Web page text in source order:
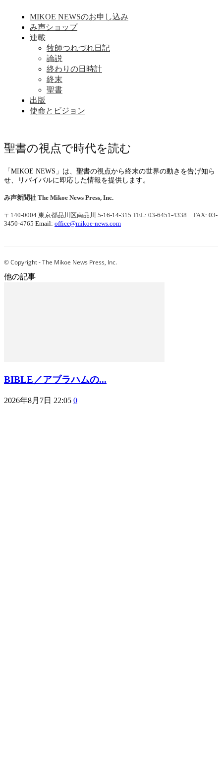
MIKOE NEWSのお申し込み
み声ショップ
連載
牧師つれづれ日記
論説
終わりの日時計
終末
聖書
出版
使命とビジョン
聖書の視点で時代を読む
「MIKOE NEWS」は、聖書の視点から終末の世界の動きを告げ知ら
せ、リバイバルに即応した情報を提供します。
み声新聞社 The Mikoe News Press, Inc.
〒140-0004 東京都品川区南品川 5-16-14-315 TEL: 03-6451-4338 FAX: 03-
3450-4765 Email: office@mikoe-news.com
© Copyright - The Mikoe News Press, Inc.
他の記事
BIBLE／アブラハムの...
2026年8月7日 22:05 0